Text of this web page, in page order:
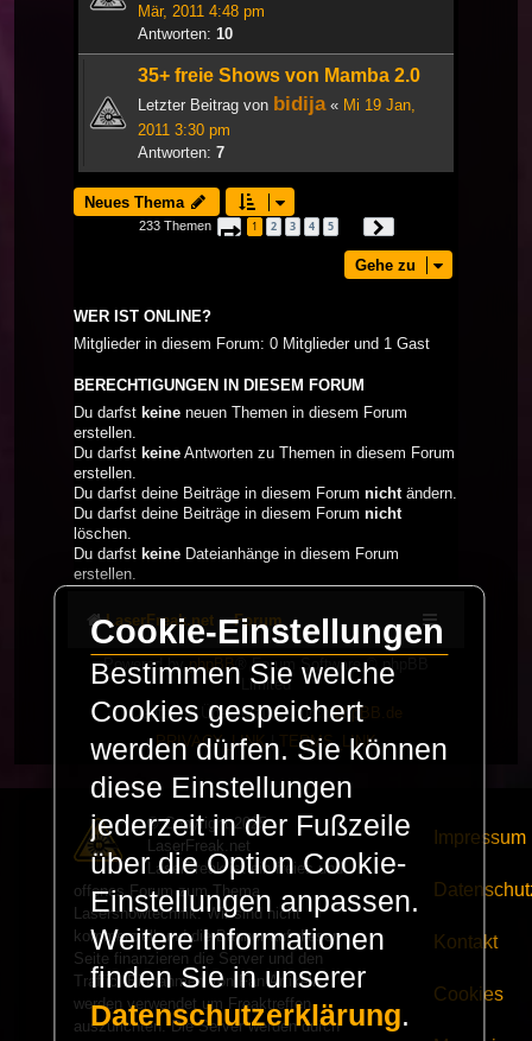
Mär, 2011 4:48 pm
Antworten: 10
35+ freie Shows von Mamba 2.0
Letzter Beitrag von bidija« Mi 19 Jan,
2011 3:30 pm
Antworten: 7
Neues Thema
233 Themen Seite 1von
1 2 3 4 5
Gehe zu
WER IST ONLINE?
Mitglieder in diesem Forum: 0 Mitglieder und 1 Gast
BERECHTIGUNGEN IN DIESEM FORUM
Du darfst keine neuen Themen in diesem Forum
erstellen.
Du darfst keine Antworten zu Themen in diesem Forum
erstellen.
Du darfst deine Beiträge in diesem Forum nicht ändern.
Du darfst deine Beiträge in diesem Forum nicht
löschen.
Du darfst keine Dateianhänge in diesem Forum
erstellen.
LaserFreak.net Forum
Powered byphpBB® Forum Software © phpBB
Limited
Deutsche Übersetzung durchphpBB.de
PRIVACY_LINK|TERMS_LINK
© Copyright 2025 -
LaserFreak.net
LaserFreak ist ein freies und
offenes Forum zum Thema
Lasershowtechnik. Wir sind nicht
kommerziell und die Banner auf dieser
Seite finanzieren die Server und den
Traffic. Einnahmen von Fan Artikeln
werden verwendet um Freaktreffen
auszurichten. Die Server werden durch
Impressum
Kontakt
Cookies
Cookie-Einstellungen
Bestimmen Sie welche
Cookies gespeichert
werden dürfen. Sie können
diese Einstellungen
jederzeit in der Fußzeile
über die Option Cookie-
Einstellungen anpassen.
Weitere Informationen
finden Sie in unserer
Datenschutzerklärung.